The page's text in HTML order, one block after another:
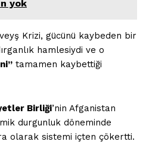
yok
Krizi, gücünü kaybeden bir
hamlesiydi ve o
tamamen kaybettiği
Birliği’nin Afganistan
durgunluk döneminde
olarak sistemi içten çökertti.